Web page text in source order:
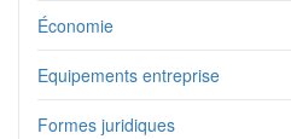
Économie
Equipements entreprise
Formes juridiques